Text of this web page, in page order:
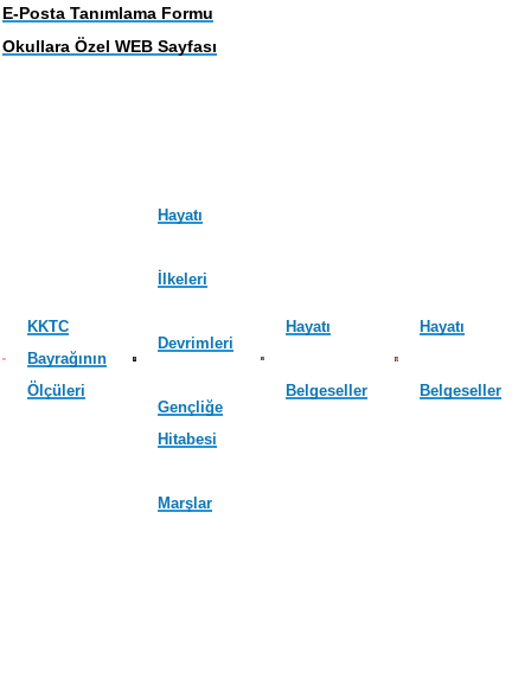
E-Posta Tanımlama Formu
Okullara Özel WEB Sayfası
KKTC
Bayrağının
Ölçüleri
Hayatı
İlkeleri
Devrimleri
Gençliğe
Hitabesi
Marşlar
Hayatı
Belgeseller
Hayatı
Belgeseller